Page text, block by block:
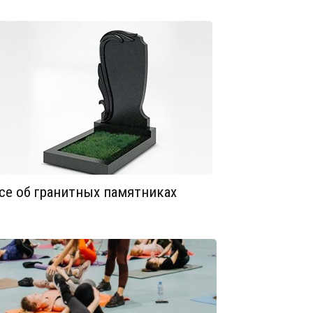
об гранитных памятниках